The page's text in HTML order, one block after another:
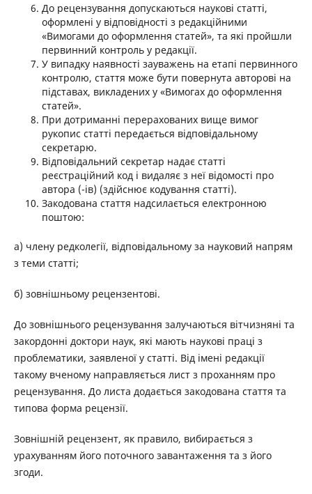
До рецензування допускаються наукові статті,
оформлені у відповідності з редакційними
«Вимогами до оформлення статей», та які пройшли
первинний контроль у редакції.
У випадку наявності зауважень на етапі первинного
контролю, стаття може бути повернута авторові на
підставах, викладених у «Вимогах до оформлення
статей».
При дотриманні перерахованих вище вимог
рукопис статті передається відповідальному
секретарю.
Відповідальний секретар надає статті
реєстраційний код і видаляє з неї відомості про
автора (-ів) (здійснює кодування статті).
Закодована стаття надсилається електронною
поштою:
а) члену редколегії, відповідальному за науковий напрям
з теми статті;
б) зовнішньому рецензентові.
До зовнішнього рецензування залучаються вітчизняні та
закордонні доктори наук, які мають наукові праці з
проблематики, заявленої у статті. Від імені редакції
такому вченому направляється лист з проханням про
рецензування. До листа додається закодована стаття та
типова форма рецензії.
Зовнішній рецензент, як правило, вибирається з
урахуванням його поточного завантаження та з його
згоди.